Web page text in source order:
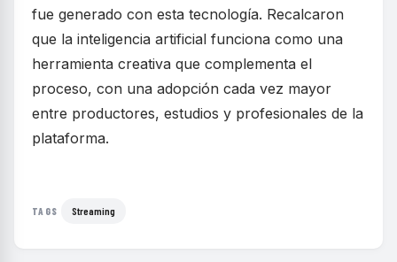
fue generado con esta tecnología. Recalcaron
que la inteligencia artificial funciona como una
herramienta creativa que complementa el
proceso, con una adopción cada vez mayor
entre productores, estudios y profesionales de la
plataforma.
TAGS Streaming